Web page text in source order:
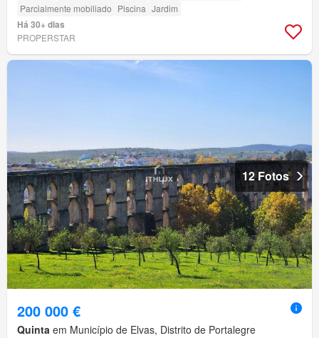
Parcialmente mobiliado Piscina Jardim
Há 30+ dias
PROPERSTAR
12 Fotos
200 000 €
Quinta em Município de Elvas, Distrito de Portalegre